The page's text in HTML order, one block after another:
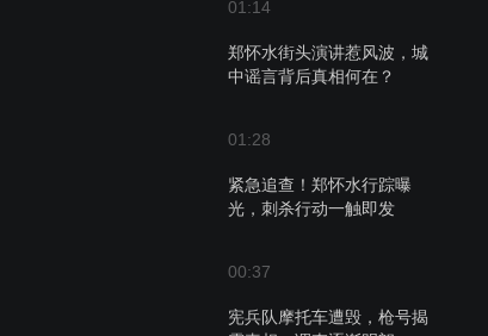
01:14
郑怀水街头演讲惹风波，城
中谣言背后真相何在？
01:28
紧急追查！郑怀水行踪曝
光，刺杀行动一触即发
00:37
宪兵队摩托车遭毁，枪号揭